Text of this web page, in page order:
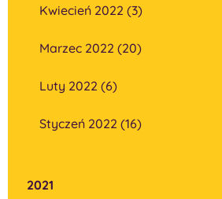
Kwiecień 2022 (3)
Marzec 2022 (20)
Luty 2022 (6)
Styczeń 2022 (16)
2021